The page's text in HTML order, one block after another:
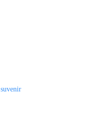
suvenir